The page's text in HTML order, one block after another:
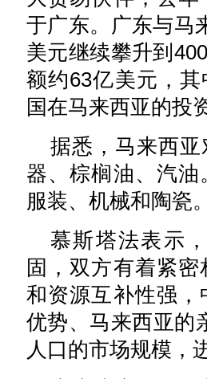
于广东。广东与马
美元继续攀升到
额约63亿美元，
国在马来西亚的投
据悉，马来西
器、棕榈油、汽
服装、机械和陶瓷。
慕斯塔法表示
固，双方有着紧
和资源互补性强
优势、马来西亚的
人口的市场规模，